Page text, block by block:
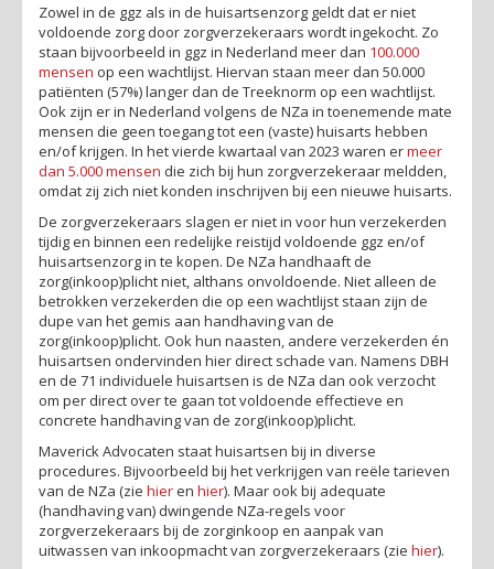
Zowel in de ggz als in de huisartsenzorg geldt dat er niet
voldoende zorg door zorgverzekeraars wordt ingekocht. Zo
staan bijvoorbeeld in ggz in Nederland meer dan 100.000
mensen op een wachtlijst. Hiervan staan meer dan 50.000
patiënten (57%) langer dan de Treeknorm op een wachtlijst.
Ook zijn er in Nederland volgens de NZa in toenemende mate
mensen die geen toegang tot een (vaste) huisarts hebben
en/of krijgen. In het vierde kwartaal van 2023 waren ermeer
dan 5.000 mensen die zich bij hun zorgverzekeraar meldden,
omdat zij zich niet konden inschrijven bij een nieuwe huisarts.
De zorgverzekeraars slagen er niet in voor hun verzekerden
tijdig en binnen een redelijke reistijd voldoende ggz en/of
huisartsenzorg in te kopen. De NZa handhaaft de
zorg(inkoop)plicht niet, althans onvoldoende. Niet alleen de
betrokken verzekerden die op een wachtlijst staan zijn de
dupe van het gemis aan handhaving van de
zorg(inkoop)plicht. Ook hun naasten, andere verzekerden én
huisartsen ondervinden hier direct schade van. Namens DBH
en de 71 individuele huisartsen is de NZa dan ook verzocht
om per direct over te gaan tot voldoende effectieve en
concrete handhaving van de zorg(inkoop)plicht.
Maverick Advocaten staat huisartsen bij in diverse
procedures. Bijvoorbeeld bij het verkrijgen van reële tarieven
van de NZa (zie hieren hier). Maar ook bij adequate
(handhaving van) dwingende NZa-regels voor
zorgverzekeraars bij de zorginkoop en aanpak van
uitwassen van inkoopmacht van zorgverzekeraars (zie hier).